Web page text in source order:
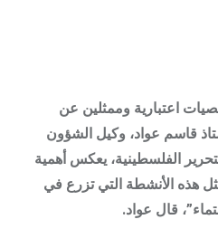
اعتبارية وممثلين عن
قاسم عواد، وكيل الشؤون
الفلسطينية، يعكس أهمية
هذه الأنشطة التي تزرع في
قال عواد.